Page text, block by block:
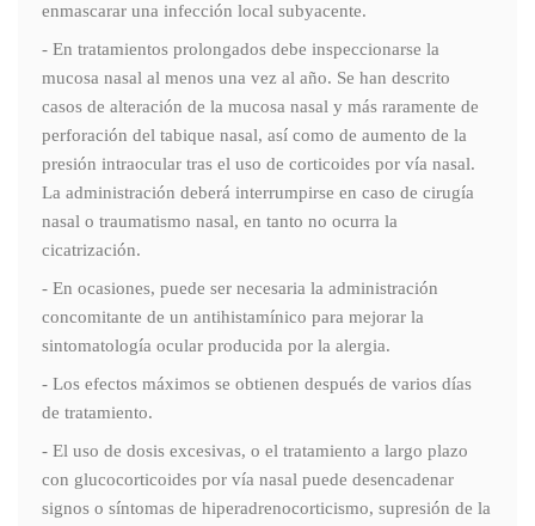
enmascarar una infección local subyacente.
- En tratamientos prolongados debe inspeccionarse la
mucosa nasal al menos una vez al año. Se han descrito
casos de alteración de la mucosa nasal y más raramente de
perforación del tabique nasal, así como de aumento de la
presión intraocular tras el uso de corticoides por vía nasal.
La administración deberá interrumpirse en caso de cirugía
nasal o traumatismo nasal, en tanto no ocurra la
cicatrización.
- En ocasiones, puede ser necesaria la administración
concomitante de un antihistamínico para mejorar la
sintomatología ocular producida por la alergia.
- Los efectos máximos se obtienen después de varios días
de tratamiento.
- El uso de dosis excesivas, o el tratamiento a largo plazo
con glucocorticoides por vía nasal puede desencadenar
signos o síntomas de hiperadrenocorticismo, supresión de la